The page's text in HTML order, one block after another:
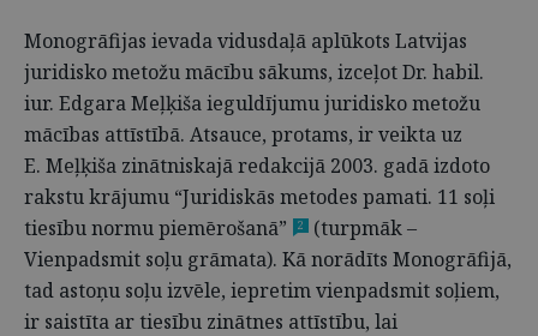
Monogrāfijas ievada vidusdaļā aplūkots Latvijas
juridisko metožu mācību sākums, izceļot Dr. habil.
iur. Edgara Meļķiša ieguldījumu juridisko metožu
mācības attīstībā. Atsauce, protams, ir veikta uz
E. Meļķiša zinātniskajā redakcijā 2003. gadā izdoto
rakstu krājumu “Juridiskās metodes pamati. 11 soļi
tiesību normu piemērošanā”
2
(turpmāk –
Vienpadsmit soļu grāmata). Kā norādīts Monogrāfijā,
tad astoņu soļu izvēle, iepretim vienpadsmit soļiem,
ir saistīta ar tiesību zinātnes attīstību, lai